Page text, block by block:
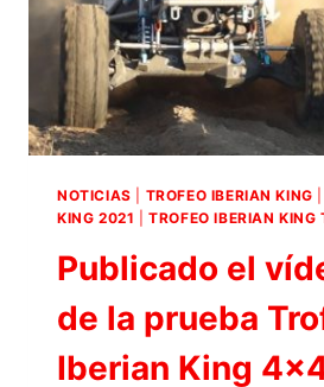
NOTICIAS TROFEO IBERIAN KING
KING 2021 |TROFEO IBERIAN KING
Publicado el
de la prueba
Iberian King